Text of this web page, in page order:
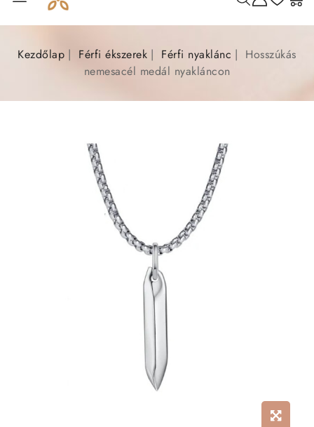
Kezdőlap Férfi ékszerek Férfi nyaklánc
Hosszúkás
nemesacél medál nyakláncon